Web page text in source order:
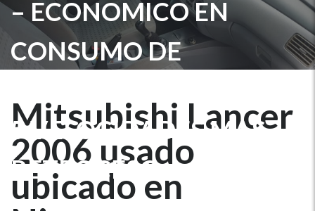
– ECONOMICO EN
CONSUMO DE
5 VELOCIDADES MAS
RETROCESO
Mitsubishi Lancer
2006 usado
ubicado en